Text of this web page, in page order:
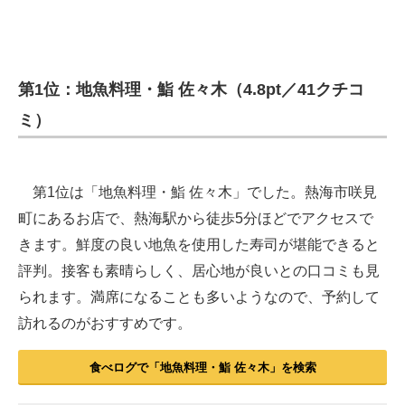
第1位：地魚料理・鮨 佐々木（4.8pt／41クチコ
ミ）
第1位は「地魚料理・鮨 佐々木」でした。熱海市咲見
町にあるお店で、熱海駅から徒歩5分ほどでアクセスで
きます。鮮度の良い地魚を使用した寿司が堪能できると
評判。接客も素晴らしく、居心地が良いとの口コミも見
られます。満席になることも多いようなので、予約して
訪れるのがおすすめです。
食べログで「地魚料理・鮨 佐々木」を検索